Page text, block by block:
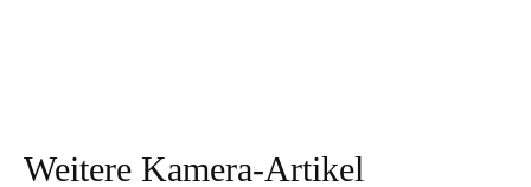
Weitere Kamera-Artikel